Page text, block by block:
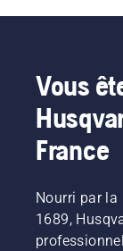
Vous
France
Nourri par
1689,